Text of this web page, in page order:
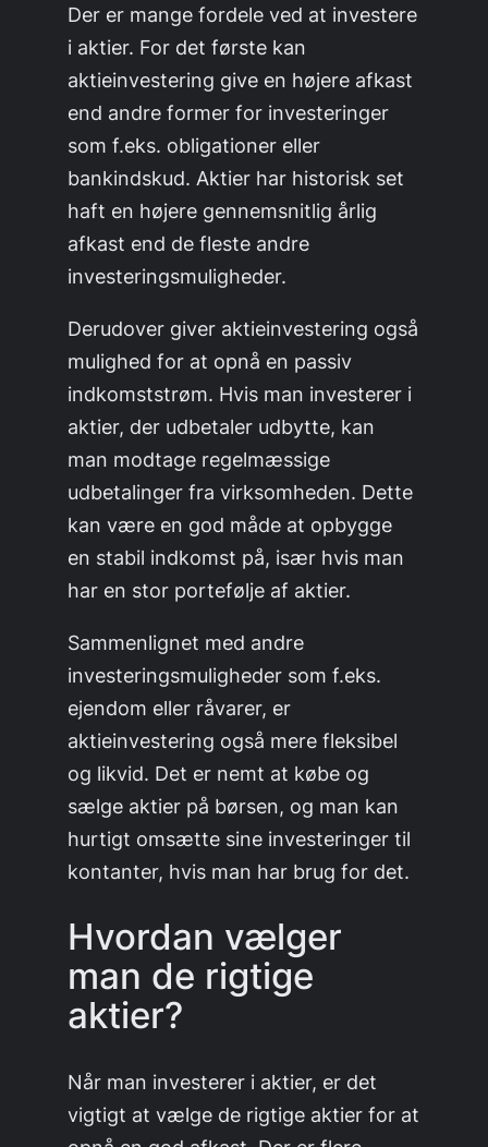
Der er mange fordele ved at investere
i aktier. For det første kan
aktieinvestering give en højere afkast
end andre former for investeringer
som f.eks. obligationer eller
bankindskud. Aktier har historisk set
haft en højere gennemsnitlig årlig
afkast end de fleste andre
investeringsmuligheder.
Derudover giver aktieinvestering også
mulighed for at opnå en passiv
indkomststrøm. Hvis man investerer i
aktier, der udbetaler udbytte, kan
man modtage regelmæssige
udbetalinger fra virksomheden. Dette
kan være en god måde at opbygge
en stabil indkomst på, især hvis man
har en stor portefølje af aktier.
Sammenlignet med andre
investeringsmuligheder som f.eks.
ejendom eller råvarer, er
aktieinvestering også mere fleksibel
og likvid. Det er nemt at købe og
sælge aktier på børsen, og man kan
hurtigt omsætte sine investeringer til
kontanter, hvis man har brug for det.
Hvordan vælger
man de rigtige
aktier?
Når man investerer i aktier, er det
vigtigt at vælge de rigtige aktier for at